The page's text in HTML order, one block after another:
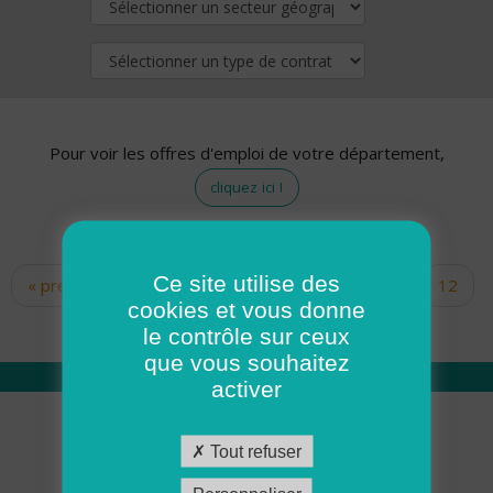
Pour voir les offres d'emploi de votre département,
cliquez ici !
Pages
« premier ‹ précédent … 10
12
14 15 16 17
Qui sommes nous
Académie ADMR
Ce site utilise des
cookies et vous donne
le contrôle sur ceux
que vous souhaitez
activer
Tout refuser